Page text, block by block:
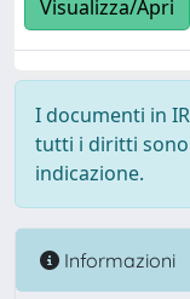
Visualizza/Apri
I documenti in
tutti i diritti sono
indicazione.
Informazioni